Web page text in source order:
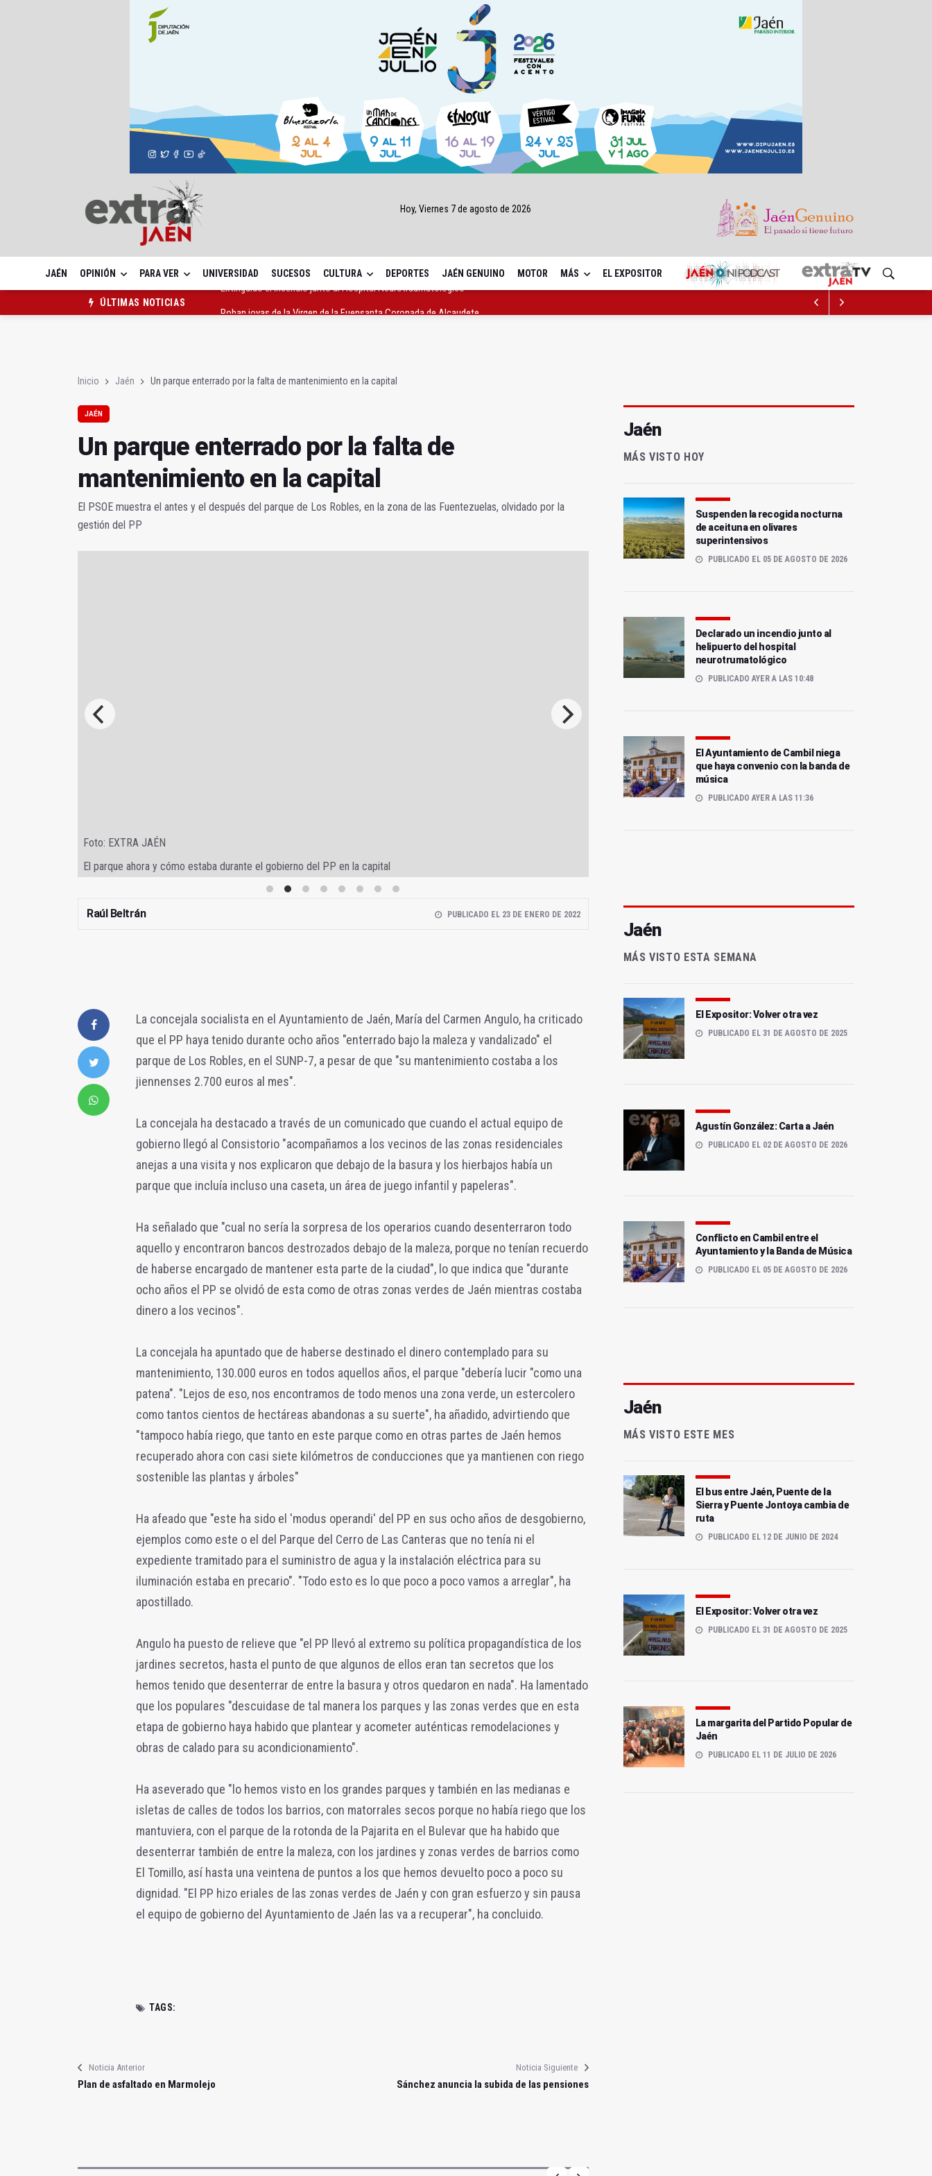
Hoy, Viernes 7 de agosto de 2026
JAÉN OPINIÓN PARA VER UNIVERSIDAD SUCESOS CULTURA DEPORTES JAÉN GENUINO MOTOR MÁS EL EXPOSITOR
ÚLTIMAS NOTICIAS
Inicio Jaén Un parque enterrado por la falta de mantenimiento en la capital
JAÉN
Un parque enterrado por la falta de
mantenimiento en la capital
El PSOE muestra el antes y el después del parque de Los Robles, en la zona de las Fuentezuelas, olvidado por la
gestión del PP
el gobierno del PP en la capital
El parque ahora y cómo estaba durante el gobierno del PP en la capital
Raúl Beltrán PUBLICADO EL 23 DE ENERO DE 2022
La concejala socialista en el Ayuntamiento de Jaén, María del Carmen Angulo, ha criticado
que el PP haya tenido durante ocho años "enterrado bajo la maleza y vandalizado" el
parque de Los Robles, en el SUNP-7, a pesar de que "su mantenimiento costaba a los
jiennenses 2.700 euros al mes".
La concejala ha destacado a través de un comunicado que cuando el actual equipo de
gobierno llegó al Consistorio "acompañamos a los vecinos de las zonas residenciales
anejas a una visita y nos explicaron que debajo de la basura y los hierbajos había un
parque que incluía incluso una caseta, un área de juego infantil y papeleras".
Ha señalado que "cual no sería la sorpresa de los operarios cuando desenterraron todo
aquello y encontraron bancos destrozados debajo de la maleza, porque no tenían recuerdo
de haberse encargado de mantener esta parte de la ciudad", lo que indica que "durante
ocho años el PP se olvidó de esta como de otras zonas verdes de Jaén mientras costaba
dinero a los vecinos".
La concejala ha apuntado que de haberse destinado el dinero contemplado para su
mantenimiento, 130.000 euros en todos aquellos años, el parque "debería lucir "como una
patena". "Lejos de eso, nos encontramos de todo menos una zona verde, un estercolero
como tantos cientos de hectáreas abandonas a su suerte", ha añadido, advirtiendo que
"tampoco había riego, que tanto en este parque como en otras partes de Jaén hemos
recuperado ahora con casi siete kilómetros de conducciones que ya mantienen con riego
sostenible las plantas y árboles"
Ha afeado que "este ha sido el 'modus operandi' del PP en sus ocho años de desgobierno,
ejemplos como este o el del Parque del Cerro de Las Canteras que no tenía ni el
expediente tramitado para el suministro de agua y la instalación eléctrica para su
iluminación estaba en precario". "Todo esto es lo que poco a poco vamos a arreglar", ha
apostillado.
Angulo ha puesto de relieve que "el PP llevó al extremo su política propagandística de los
jardines secretos, hasta el punto de que algunos de ellos eran tan secretos que los
hemos tenido que desenterrar de entre la basura y otros quedaron en nada". Ha lamentado
que los populares "descuidase de tal manera los parques y las zonas verdes que en esta
etapa de gobierno haya habido que plantear y acometer auténticas remodelaciones y
obras de calado para su acondicionamiento".
Ha aseverado que "lo hemos visto en los grandes parques y también en las medianas e
isletas de calles de todos los barrios, con matorrales secos porque no había riego que los
mantuviera, con el parque de la rotonda de la Pajarita en el Bulevar que ha habido que
desenterrar también de entre la maleza, con los jardines y zonas verdes de barrios como
El Tomillo, así hasta una veintena de puntos a los que hemos devuelto poco a poco su
dignidad. "El PP hizo eriales de las zonas verdes de Jaén y con gran esfuerzo y sin pausa
el equipo de gobierno del Ayuntamiento de Jaén las va a recuperar", ha concluido.
TAGS:
Noticia Anterior
Plan de asfaltado en Marmolejo
Noticia Siguiente
Sánchez anuncia la subida de las pensiones
Jaén
MÁS VISTO HOY
Suspenden la recogida nocturna
de aceituna en olivares
superintensivos
PUBLICADO EL 05 DE AGOSTO DE 2026
Declarado un incendio junto al
helipuerto del hospital
neurotrumatológico
PUBLICADO AYER A LAS 10:48
El Ayuntamiento de Cambil niega
que haya convenio con la banda de
música
PUBLICADO AYER A LAS 11:36
Jaén
MÁS VISTO ESTA SEMANA
El Expositor: Volver otra vez
PUBLICADO EL 31 DE AGOSTO DE 2025
Agustín González: Carta a Jaén
PUBLICADO EL 02 DE AGOSTO DE 2026
Conflicto en Cambil entre el
Ayuntamiento y la Banda de Música
PUBLICADO EL 05 DE AGOSTO DE 2026
Jaén
MÁS VISTO ESTE MES
El bus entre Jaén, Puente de la
Sierra y Puente Jontoya cambia de
ruta
PUBLICADO EL 12 DE JUNIO DE 2024
El Expositor: Volver otra vez
PUBLICADO EL 31 DE AGOSTO DE 2025
La margarita del Partido Popular de
Jaén
PUBLICADO EL 11 DE JULIO DE 2026